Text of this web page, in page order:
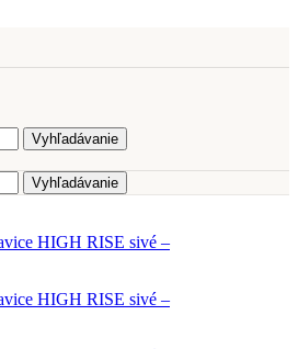
Vyhľadávanie
Vyhľadávanie